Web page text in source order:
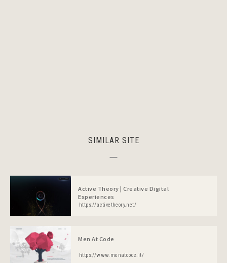
SIMILAR SITE
Active Theory | Creative Digital
Experiences
https://activetheory.net/
Men At Code
https://www.menatcode.it/